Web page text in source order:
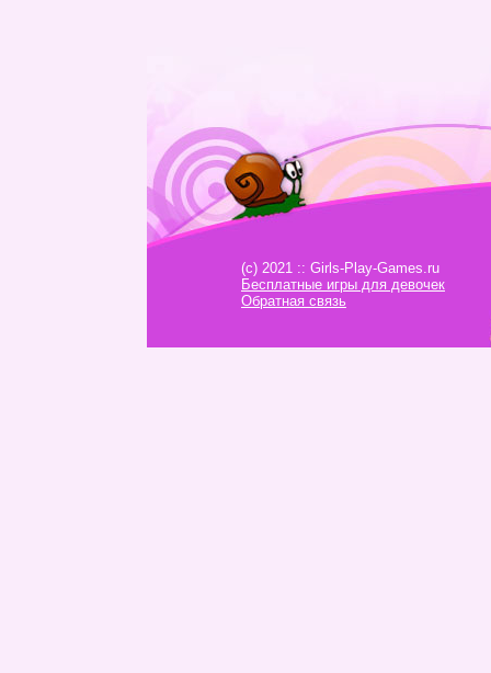
(c) 2021 :: Girls-Play-Games.ru
Бесплатные игры для девочек
Обратная связь